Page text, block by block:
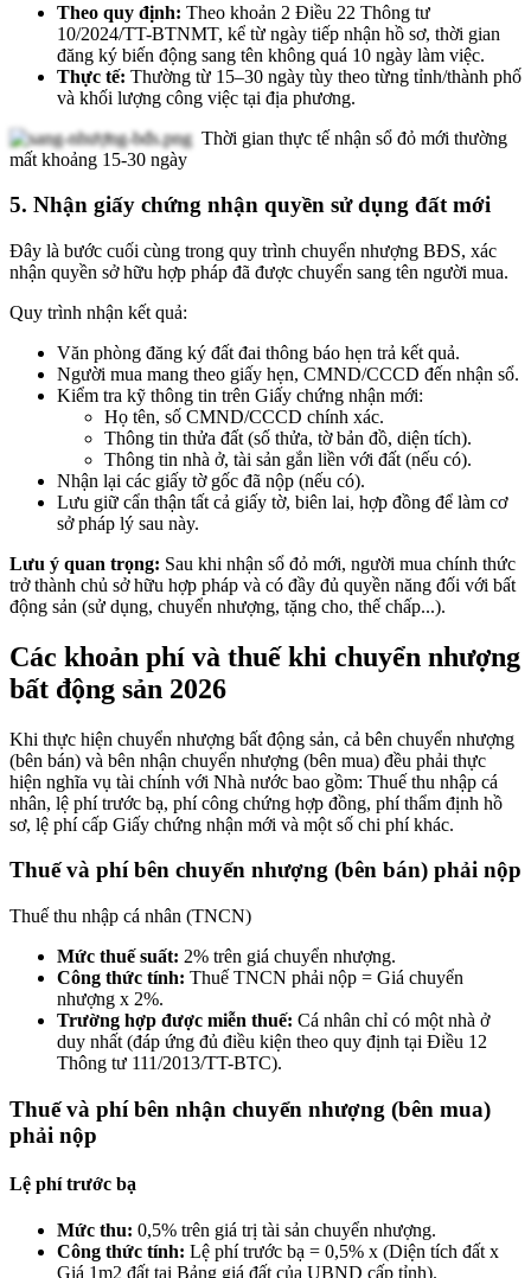
Theo quy định: Theo khoản 2 Điều 22 Thông tư
10/2024/TT-BTNMT, kể từ ngày tiếp nhận hồ sơ, thời gian
đăng ký biến động sang tên không quá 10 ngày làm việc.
Thực tế: Thường từ 15–30 ngày tùy theo từng tỉnh/thành phố
và khối lượng công việc tại địa phương.
Thời gian thực tế nhận sổ đỏ mới thường
mất khoảng 15-30 ngày
5. Nhận giấy chứng nhận quyền sử dụng đất mới
Đây là bước cuối cùng trong quy trình chuyển nhượng BĐS, xác
nhận quyền sở hữu hợp pháp đã được chuyển sang tên người mua.
Quy trình nhận kết quả:
Văn phòng đăng ký đất đai thông báo hẹn trả kết quả.
Người mua mang theo giấy hẹn, CMND/CCCD đến nhận sổ.
Kiểm tra kỹ thông tin trên Giấy chứng nhận mới:
Họ tên, số CMND/CCCD chính xác.
Thông tin thửa đất (số thửa, tờ bản đồ, diện tích).
Thông tin nhà ở, tài sản gắn liền với đất (nếu có).
Nhận lại các giấy tờ gốc đã nộp (nếu có).
Lưu giữ cẩn thận tất cả giấy tờ, biên lai, hợp đồng để làm cơ
sở pháp lý sau này.
Lưu ý quan trọng: Sau khi nhận sổ đỏ mới, người mua chính thức
trở thành chủ sở hữu hợp pháp và có đầy đủ quyền năng đối với bất
động sản (sử dụng, chuyển nhượng, tặng cho, thế chấp...).
Các khoản phí và thuế khi chuyển nhượng
bất động sản 2026
Khi thực hiện chuyển nhượng bất động sản, cả bên chuyển nhượng
(bên bán) và bên nhận chuyển nhượng (bên mua) đều phải thực
hiện nghĩa vụ tài chính với Nhà nước bao gồm: Thuế thu nhập cá
nhân, lệ phí trước bạ, phí công chứng hợp đồng, phí thẩm định hồ
sơ, lệ phí cấp Giấy chứng nhận mới và một số chi phí khác.
Thuế và phí bên chuyển nhượng (bên bán) phải nộp
Thuế thu nhập cá nhân (TNCN)
Mức thuế suất: 2% trên giá chuyển nhượng.
Công thức tính: Thuế TNCN phải nộp = Giá chuyển
nhượng x 2%.
Trường hợp được miễn thuế: Cá nhân chỉ có một nhà ở
duy nhất (đáp ứng đủ điều kiện theo quy định tại Điều 12
Thông tư 111/2013/TT-BTC).
Thuế và phí bên nhận chuyển nhượng (bên mua)
phải nộp
Lệ phí trước bạ
Mức thu: 0,5% trên giá trị tài sản chuyển nhượng.
Công thức tính: Lệ phí trước bạ = 0,5% x (Diện tích đất x
Giá 1m2 đất tại Bảng giá đất của UBND cấp tỉnh).